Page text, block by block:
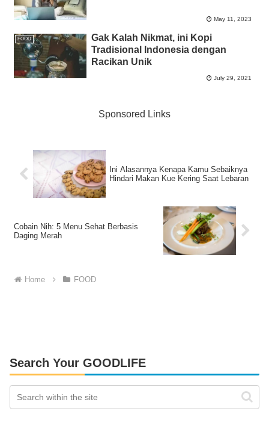
May 11, 2023
FOOD
Gak Kalah Nikmat, ini Kopi
Tradisional Indonesia dengan
Racikan Unik
July 29, 2021
Sponsored Links
Ini Alasannya Kenapa Kamu Sebaiknya
Hindari Makan Kue Kering Saat Lebaran
Cobain Nih: 5 Menu Sehat Berbasis
Daging Merah
Home FOOD
Search Your GOODLIFE